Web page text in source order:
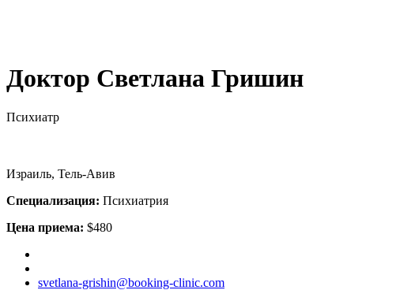
Доктор Светлана Гришин
Психиатр
Израиль, Тель-Авив
Специализация: Психиатрия
Цена приема: $480
svetlana-grishin@booking-clinic.com